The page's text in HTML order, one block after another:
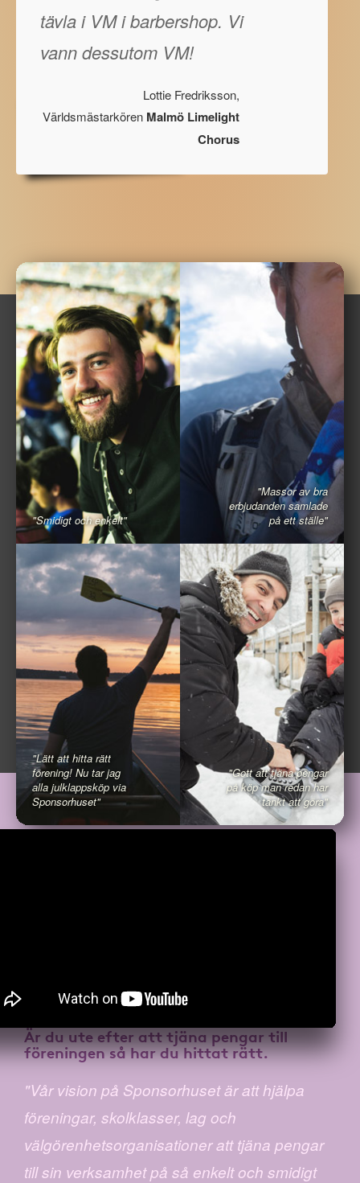
tävla i VM i barbershop. Vi
vann dessutom VM!
Lottie Fredriksson,
Världsmästarkören Malmö Limelight
Chorus
"Smidigt och enkelt"
"Massor av bra
erbjudanden samlade
på ett ställe"
"Lätt att hitta rätt
förening! Nu tar jag
alla julklappsköp via
Sponsorhuset"
"Gott att tjäna pengar
på köp man redan har
tänkt att göra"
Är du ute efter atttjäna pengar till
föreningenså har du hittat rätt.
"Vår vision på Sponsorhuset är att hjälpa
föreningar, skolklasser, lag och
välgörenhetsorganisationer att tjäna pengar
till sin verksamhet på så enkelt och smidigt